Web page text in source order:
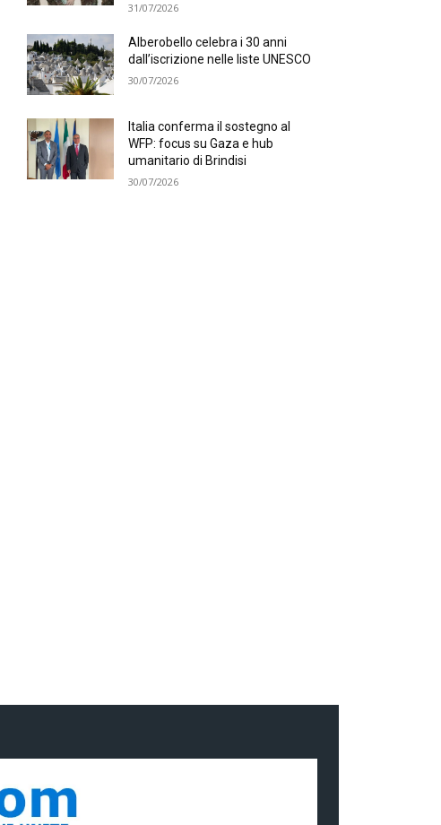
31/07/2026
Alberobello celebra i 30 anni
dall’iscrizione nelle liste UNESCO
30/07/2026
Italia conferma il sostegno al
WFP: focus su Gaza e hub
umanitario di Brindisi
30/07/2026